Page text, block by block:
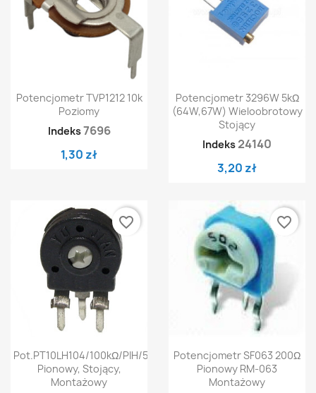
Potencjometr TVP1212 10k
Poziomy
Indeks7696
1,30 zł
Potencjometr 3296W 5kΩ
(64W,67W) Wieloobrotowy
Stojący
Indeks 24140
3,20 zł
Pot.PT10LH104/100kΩ/PIH/500
Pionowy, Stojący,
Montażowy
favorite_border
Potencjometr SF063 200Ω
Pionowy RM-063
Montażowy
favorite_border